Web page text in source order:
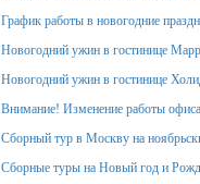
График работы в новогодние
Новогодний ужин в гостинице
Новогодний ужин в гостинице
Внимание! Изменение работы
Сборный тур в Москву на
Сборные туры на Новый год и